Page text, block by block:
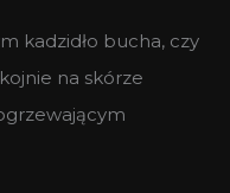
kadzidło bucha, czy
na skórze